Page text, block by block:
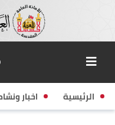
الرئيسية اخبار